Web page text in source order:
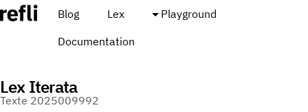
Blog Lex
Playground
Documentation
Lex Iterata
Texte 2025009992